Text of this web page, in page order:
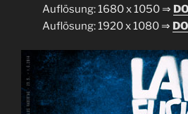
Auflösung: 1680 x 1050 ⇒
Auflösung: 1920 x 1080 ⇒